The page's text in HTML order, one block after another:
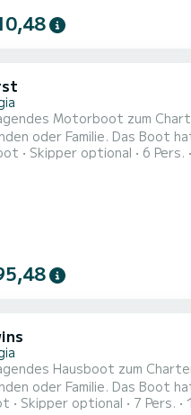
Motorboot zum
mit allem Komfort und eine Kapazität von 6 Personen. Mit einer Gesamtlänge von
wird es Ihr perfekter
Skipper optional 6 Pers.
Hausboot zum
mit allem Komfort und eine Kapazität von 7 Personen. Mit einer Gesamtlänge von
wird es Ihr perfekter
Skipper optional 7 Pers.